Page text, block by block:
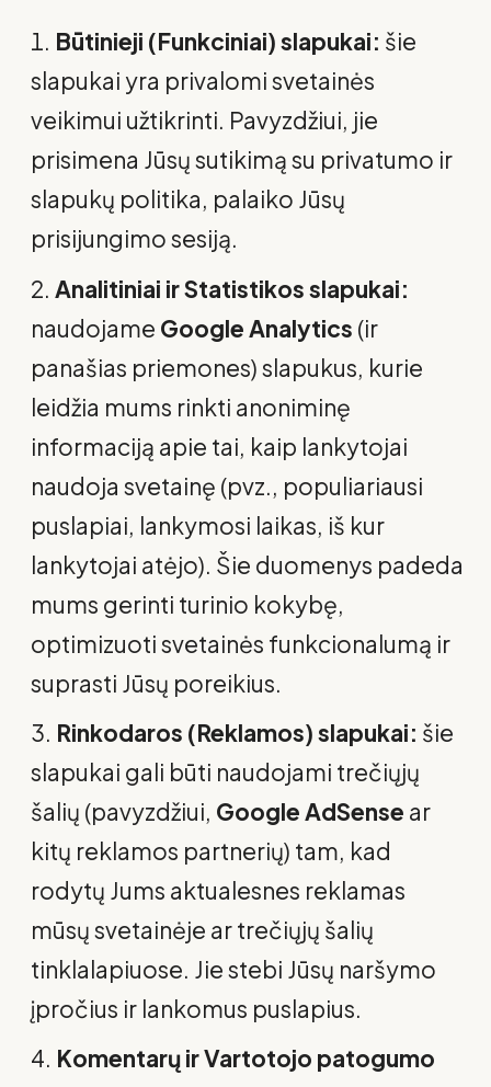
Būtinieji (Funkciniai) slapukai: šie
slapukai yra privalomi svetainės
veikimui užtikrinti. Pavyzdžiui, jie
prisimena Jūsų sutikimą su privatumo ir
slapukų politika, palaiko Jūsų
prisijungimo sesiją.
Analitiniai ir Statistikos slapukai:
naudojame Google Analytics (ir
panašias priemones) slapukus, kurie
leidžia mums rinkti anoniminę
informaciją apie tai, kaip lankytojai
naudoja svetainę (pvz., populiariausi
puslapiai, lankymosi laikas, iš kur
lankytojai atėjo). Šie duomenys padeda
mums gerinti turinio kokybę,
optimizuoti svetainės funkcionalumą ir
suprasti Jūsų poreikius.
Rinkodaros (Reklamos) slapukai: šie
slapukai gali būti naudojami trečiųjų
šalių (pavyzdžiui, Google AdSense ar
kitų reklamos partnerių) tam, kad
rodytų Jums aktualesnes reklamas
mūsų svetainėje ar trečiųjų šalių
tinklalapiuose. Jie stebi Jūsų naršymo
įpročius ir lankomus puslapius.
Komentarų ir Vartotojo patogumo